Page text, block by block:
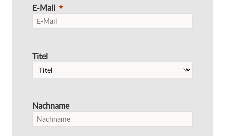
E-Mail
Titel
Nachname